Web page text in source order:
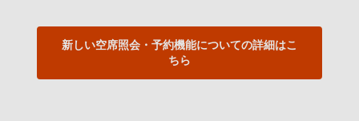
新しい空席照会・予約機能についての詳細はこ
ちら